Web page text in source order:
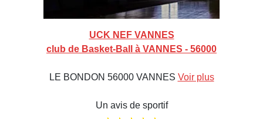
UCK NEF VANNES
club de Basket-Ball à VANNES - 56000
LE BONDON 56000 VANNES Voir plus
Un avis de sportif